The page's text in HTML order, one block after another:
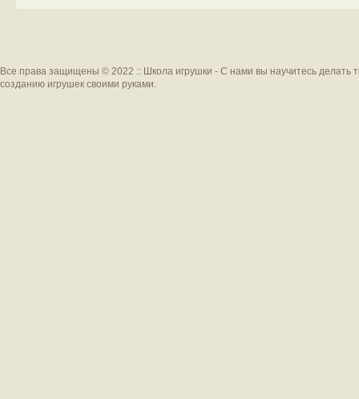
Все права защищены © 2022 :: Школа игрушки - С нами вы научитесь делать
созданию игрушек своими руками.